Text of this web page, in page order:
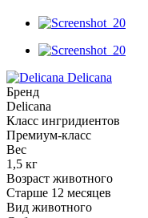
Delicana
Бренд
Delicana
Класс ингридиентов
Премиум-класс
Вес
1,5 кг
Возраст животного
Старше 12 месяцев
Вид животного